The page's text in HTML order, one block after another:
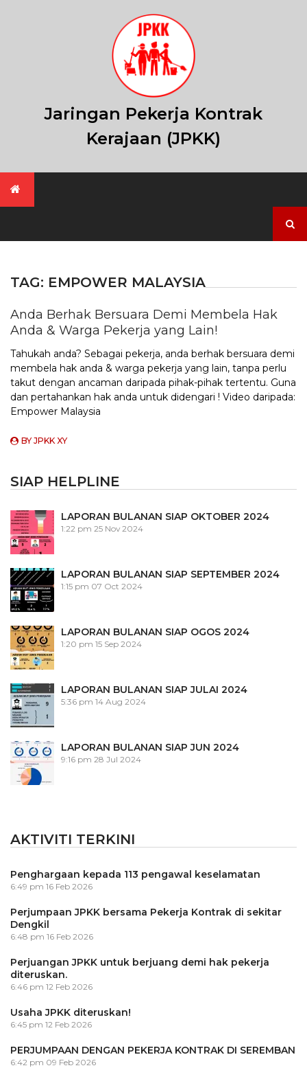
Jaringan Pekerja Kontrak
Kerajaan (JPKK)
for:
TAG: EMPOWER MALAYSIA
Anda Berhak Bersuara Demi Membela Hak
Anda & Warga Pekerja yang Lain!
Tahukah anda? Sebagai pekerja, anda berhak bersuara demi
membela hak anda & warga pekerja yang lain, tanpa perlu
takut dengan ancaman daripada pihak-pihak tertentu. Guna
dan pertahankan hak anda untuk didengari ! Video daripada:
Empower Malaysia
BYJPKK XY
SIAP HELPLINE
LAPORAN BULANAN SIAP OKTOBER 2024
1:22 pm 25 Nov 2024
LAPORAN BULANAN SIAP SEPTEMBER 2024
1:15 pm 07 Oct 2024
LAPORAN BULANAN SIAP OGOS 2024
1:20 pm 15 Sep 2024
LAPORAN BULANAN SIAP JULAI 2024
5:36 pm 14 Aug 2024
LAPORAN BULANAN SIAP JUN 2024
9:16 pm 28 Jul 2024
AKTIVITI TERKINI
Penghargaan kepada 113 pengawal keselamatan
6:49 pm 16 Feb 2026
Perjumpaan JPKK bersama Pekerja Kontrak di sekitar
Dengkil
6:48 pm 16 Feb 2026
Perjuangan JPKK untuk berjuang demi hak pekerja
diteruskan.
6:46 pm 12 Feb 2026
Usaha JPKK diteruskan!
6:45 pm 12 Feb 2026
PERJUMPAAN DENGAN PEKERJA KONTRAK DI SEREMBAN
6:42 pm 09 Feb 2026